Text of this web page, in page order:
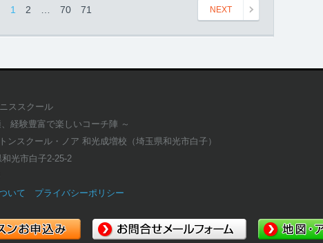
NEXT
1 2 70 71
ススクール
経験豊富で楽しいコーチ陣 ～
ンスクール・ノア 和光成増校（埼玉県和光市白子）
光市白子2-25-2
いて
プライバシーポリシー